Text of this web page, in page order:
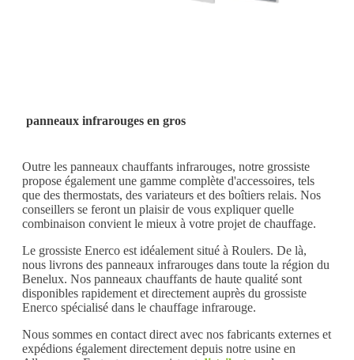
panneaux infrarouges en gros
Outre les panneaux chauffants infrarouges, notre grossiste
propose également une gamme complète d'accessoires, tels
que des thermostats, des variateurs et des boîtiers relais. Nos
conseillers se feront un plaisir de vous expliquer quelle
combinaison convient le mieux à votre projet de chauffage.
Le grossiste Enerco est idéalement situé à Roulers. De là,
nous livrons des panneaux infrarouges dans toute la région du
Benelux. Nos panneaux chauffants de haute qualité sont
disponibles rapidement et directement auprès du grossiste
Enerco spécialisé dans le chauffage infrarouge.
Nous sommes en contact direct avec nos fabricants externes et
expédions également directement depuis notre usine en